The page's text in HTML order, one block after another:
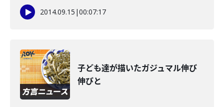
2014.09.15 |00:07:17
子ども達が描いたガジュマル伸び
伸びと